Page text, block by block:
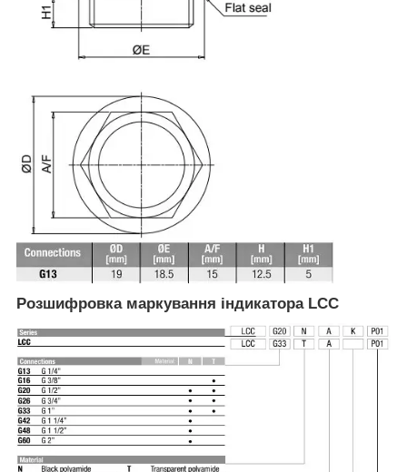
Розшифровка маркування індикатора LCC